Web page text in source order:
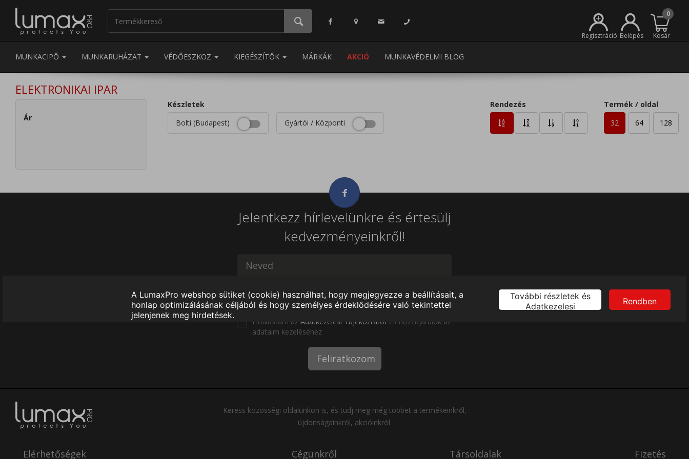
+
Regisztráció Belépés
0
Kosár
MUNKACIPŐ MUNKARUHÁZAT VÉDŐESZKÖZ KIEGÉSZÍTŐK MÁRKÁK AKCIÓ MUNKAVÉDELMI BLOG
ELEKTRONIKAI IPAR
Ár
Készletek
Bolti (Budapest)
Gyártói / Központi
Rendezés
Termék / oldal
32
64 128
Jelentkezz hírlevelünkre és értesülj
kedvezményeinkről!
Elolvastam az Adatkezelési Tájékoztatót és hozzájárulok az
adataim kezeléséhez
Feliratkozom
Keress közösségi oldalunkon is, és tudj meg még többet a termékeinkről,
újdonságainkról, akcióinkról.
Elérhetőségek Cégünkről Társoldalak Fizetés